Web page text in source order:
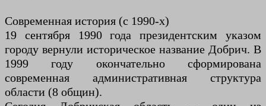
Современная история (с 1990-х)
19 сентября 1990 года президентским указом
городу вернули историческое название Добрич. В
1999 году окончательно сформирована
современная административная структура
области (8 общин).